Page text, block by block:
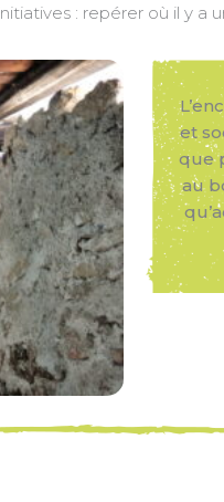
: repérer où il y a
et
que
au